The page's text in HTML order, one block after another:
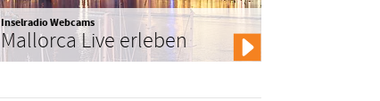
Inselradio Webcams
Mallorca Live erleben